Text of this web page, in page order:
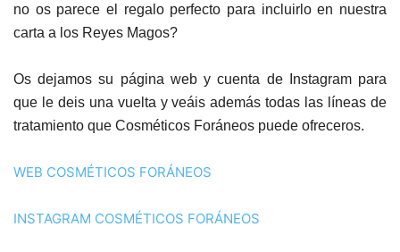
no os parece el regalo perfecto para incluirlo en nuestra
carta a los Reyes Magos?
Os dejamos su página web y cuenta de Instagram para
que le deis una vuelta y veáis además todas las líneas de
tratamiento que Cosméticos Foráneos puede ofreceros.
WEB COSMÉTICOS FORÁNEOS
INSTAGRAM COSMÉTICOS FORÁNEOS